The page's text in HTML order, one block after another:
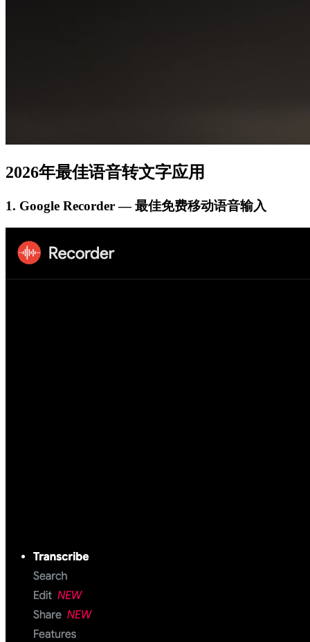
2026年最佳语音转文字应用
1. Google Recorder — 最佳免费移动语音输入